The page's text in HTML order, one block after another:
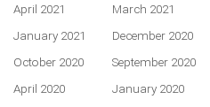
April 2021
March 2021
January 2021
December 2020
October 2020
September 2020
April 2020
January 2020